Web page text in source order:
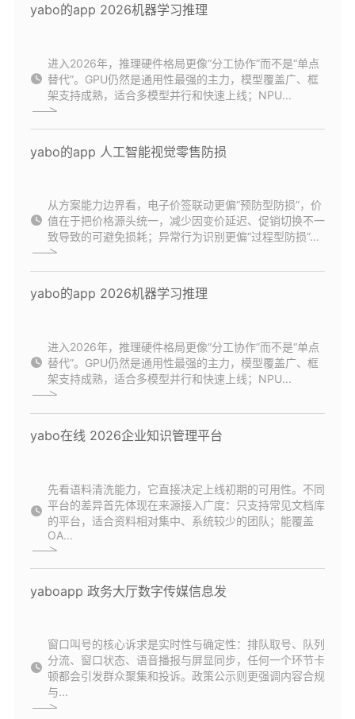
yabo的app 2026机器学习推理
进入2026年，推理硬件格局更像“分工协作”而不是“单点
替代”。GPU仍然是通用性最强的主力，模型覆盖广、框
架支持成熟，适合多模型并行和快速上线；NPU...
yabo的app 人工智能视觉零售防损
从方案能力边界看，电子价签联动更偏“预防型防损”，价
值在于把价格源头统一，减少因变价延迟、促销切换不一
致导致的可避免损耗；异常行为识别更偏“过程型防损”...
yabo的app 2026机器学习推理
进入2026年，推理硬件格局更像“分工协作”而不是“单点
替代”。GPU仍然是通用性最强的主力，模型覆盖广、框
架支持成熟，适合多模型并行和快速上线；NPU...
yabo在线 2026企业知识管理平台
先看语料清洗能力，它直接决定上线初期的可用性。不同
平台的差异首先体现在来源接入广度：只支持常见文档库
的平台，适合资料相对集中、系统较少的团队；能覆盖
OA...
yaboapp 政务大厅数字传媒信息发
窗口叫号的核心诉求是实时性与确定性：排队取号、队列
分流、窗口状态、语音播报与屏显同步，任何一个环节卡
顿都会引发群众聚集和投诉。政策公示则更强调内容合规
与...